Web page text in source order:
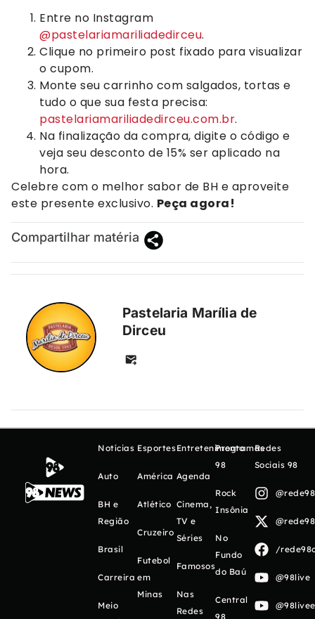
Entre no Instagram
@pastelariamariliadedirceu.
Clique no primeiro post fixado para visualizar
o cupom.
Monte seu carrinho com salgados, tortas e
tudo o que sua festa precisa:
pastelariamariliadedirceu.com.br.
Na finalização da compra, digite o código e
veja seu desconto de 15% ser aplicado na
hora.
Celebre com o melhor sabor de BH e aproveite
este presente exclusivo. Peça agora!
Compartilhar matéria
Pastelaria Marília de
Dirceu
Notícias
Auto
BH e
Região
Brasil
Carreira
Meio
Esportes
América
Atlético
Cruzeiro
Futebol
em
Minas
Entretenimento
Agenda
Cinema,
TV e
Séries
Famosos
Nas
Redes
Programas
98
Rock
Insônia
No
Fundo
do Baú
Central
98
Redes
Sociais 98
/
@98live